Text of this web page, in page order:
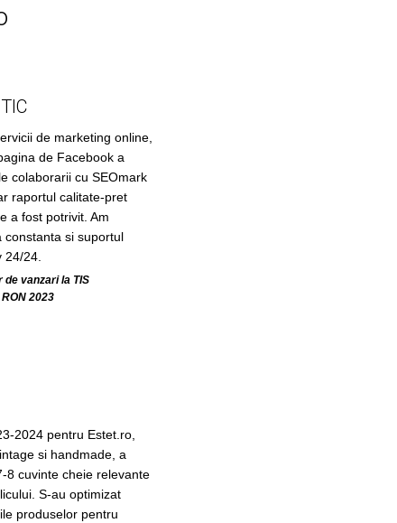
de marketing online,
de Facebook a
colaborarii cu SEOmark
raportul calitate-pret
a fost potrivit. Am
constanta si suportul
24.
vanzari la TIS
2023
2024 pentru Estet.ro,
si handmade, a
8 cuvinte cheie relevante
S-au optimizat
produselor pentru